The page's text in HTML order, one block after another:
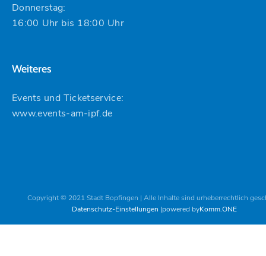
Donnerstag:
16:00 Uhr bis 18:00 Uhr
Weiteres
Events und Ticketservice:
www.events-am-ipf.de
Copyright © 2021 Stadt Bopfingen | Alle Inhalte sind urheberrechtlich
Datenschutz-Einstellungen powered byKomm.ONE